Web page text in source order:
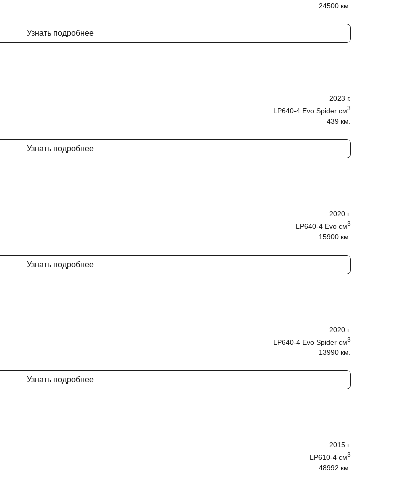
24500 км.
Узнать подробнее
2023 г.
LP640-4 Evo Spider cм3
439 км.
Узнать подробнее
2020 г.
LP640-4 Evo cм3
15900 км.
Узнать подробнее
2020 г.
LP640-4 Evo Spider cм3
13990 км.
Узнать подробнее
2015 г.
LP610-4 cм3
48992 км.